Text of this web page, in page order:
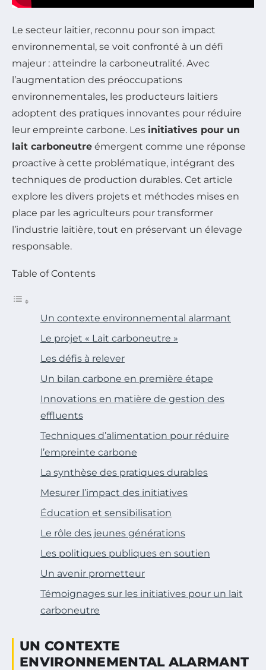
Le secteur laitier, reconnu pour son impact
environnemental, se voit confronté à un défi
majeur : atteindre la carboneutralité. Avec
l’augmentation des préoccupations
environnementales, les producteurs laitiers
adoptent des pratiques innovantes pour réduire
leur empreinte carbone. Les initiatives pour un
lait carboneutre émergent comme une réponse
proactive à cette problématique, intégrant des
techniques de production durables. Cet article
explore les divers projets et méthodes mises en
place par les agriculteurs pour transformer
l’industrie laitière, tout en préservant un élevage
responsable.
Table of Contents
Un contexte environnemental alarmant
Le projet « Lait carboneutre »
Les défis à relever
Un bilan carbone en première étape
Innovations en matière de gestion des
effluents
Techniques d’alimentation pour réduire
l’empreinte carbone
La synthèse des pratiques durables
Mesurer l’impact des initiatives
Éducation et sensibilisation
Le rôle des jeunes générations
Les politiques publiques en soutien
Un avenir prometteur
Témoignages sur les initiatives pour un lait
carboneutre
UN CONTEXTE
ENVIRONNEMENTAL ALARMANT